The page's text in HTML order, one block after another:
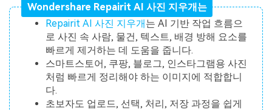
Wondershare Repairit AI 사진 지우개는
Repairit AI 사진 지우개는 AI 기반 작업 흐름으
로 사진 속 사람, 물건, 텍스트, 배경 방해 요소를
빠르게 제거하는 데 도움을 줍니다.
스마트스토어, 쿠팡, 블로그, 인스타그램용 사진
처럼 빠르게 정리해야 하는 이미지에 적합합니
다.
초보자도 업로드, 선택, 처리, 저장 과정을 쉽게